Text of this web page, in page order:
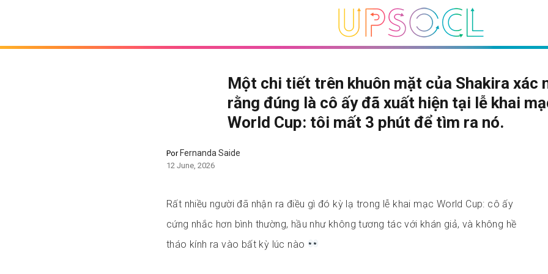
Một chi tiết trên khuôn mặt của Shakira xác
rằng đúng là cô ấy đã xuất hiện tại lễ khai
World Cup: tôi mất 3 phút để tìm ra nó.
PorFernanda Saide
12 June, 2026
Rất nhiều người đã nhận ra điều gì đó kỳ lạ trong lễ khai mạc World Cup: cô ấy
cứng nhắc hơn bình thường, hầu như không tương tác với khán giả, và không hề
tháo kính ra vào bất kỳ lúc nào